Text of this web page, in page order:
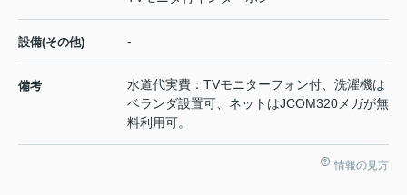
設備(その他) -
備考
水道代実費：TVモニターフォン付、洗濯機は
ベランダ設置可、ネットはJCOM320メガが無
料利用可。
情報の見方